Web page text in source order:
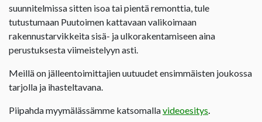
suunnitelmissa sitten isoa tai pientä remonttia, tule
tutustumaan Puutoimen kattavaan valikoimaan
rakennustarvikkeita sisä- ja ulkorakentamiseen aina
perustuksesta viimeistelyyn asti.
Meillä on jälleentoimittajien uutuudet ensimmäisten joukossa
tarjolla ja ihasteltavana.
Piipahda myymälässämme katsomallavideoesitys.